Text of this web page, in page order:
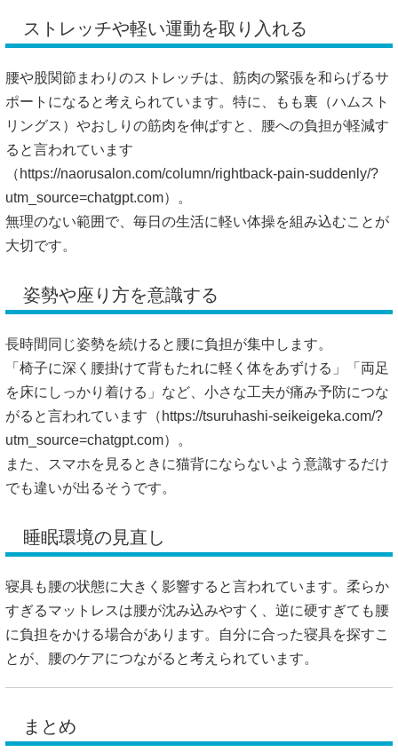
ストレッチや軽い運動を取り入れる
腰や股関節まわりのストレッチは、筋肉の緊張を和らげるサ
ポートになると考えられています。特に、もも裏（ハムスト
リングス）やおしりの筋肉を伸ばすと、腰への負担が軽減す
ると言われています
（ https://naorusalon.com/column/rightback-pain-suddenly/?
utm_source=chatgpt.com）。
無理のない範囲で、毎日の生活に軽い体操を組み込むことが
大切です。
姿勢や座り方を意識する
長時間同じ姿勢を続けると腰に負担が集中します。
「椅子に深く腰掛けて背もたれに軽く体をあずける」「両足
を床にしっかり着ける」など、小さな工夫が痛み予防につな
がると言われています（ https://tsuruhashi-seikeigeka.com/?
utm_source=chatgpt.com）。
また、スマホを見るときに猫背にならないよう意識するだけ
でも違いが出るそうです。
睡眠環境の見直し
寝具も腰の状態に大きく影響すると言われています。柔らか
すぎるマットレスは腰が沈み込みやすく、逆に硬すぎても腰
に負担をかける場合があります。自分に合った寝具を探すこ
とが、腰のケアにつながると考えられています。
まとめ